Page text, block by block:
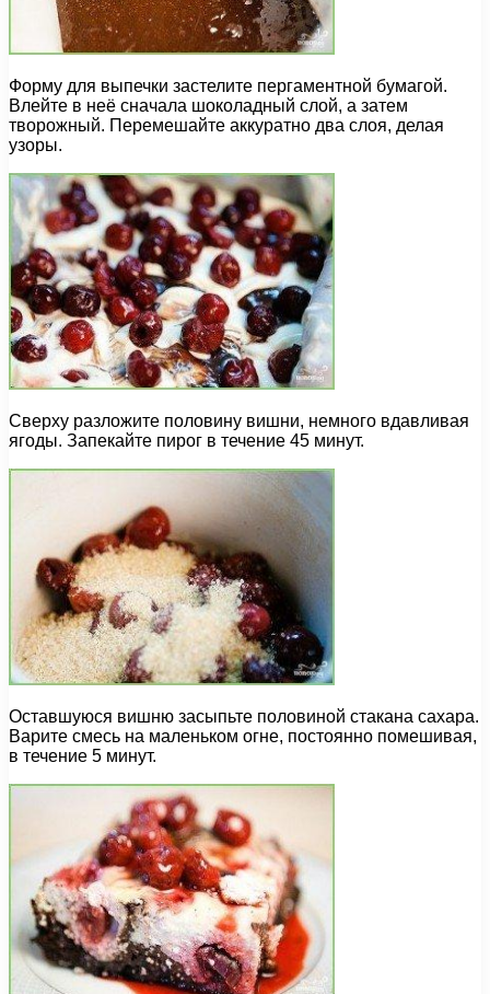
Форму для выпечки застелите пергаментной бумагой.
Влейте в неё сначала шоколадный слой, а затем
творожный. Перемешайте аккуратно два слоя, делая
узоры.
Сверху разложите половину вишни, немного вдавливая
ягоды. Запекайте пирог в течение 45 минут.
Оставшуюся вишню засыпьте половиной стакана сахара.
Варите смесь на маленьком огне, постоянно помешивая,
в течение 5 минут.